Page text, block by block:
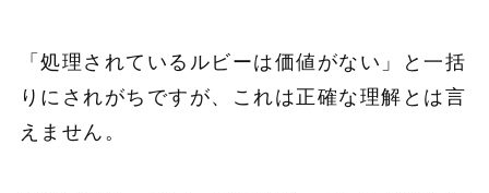
「処理されているルビーは価値がない」と一括
りにされがちですが、これは正確な理解とは言
えません。